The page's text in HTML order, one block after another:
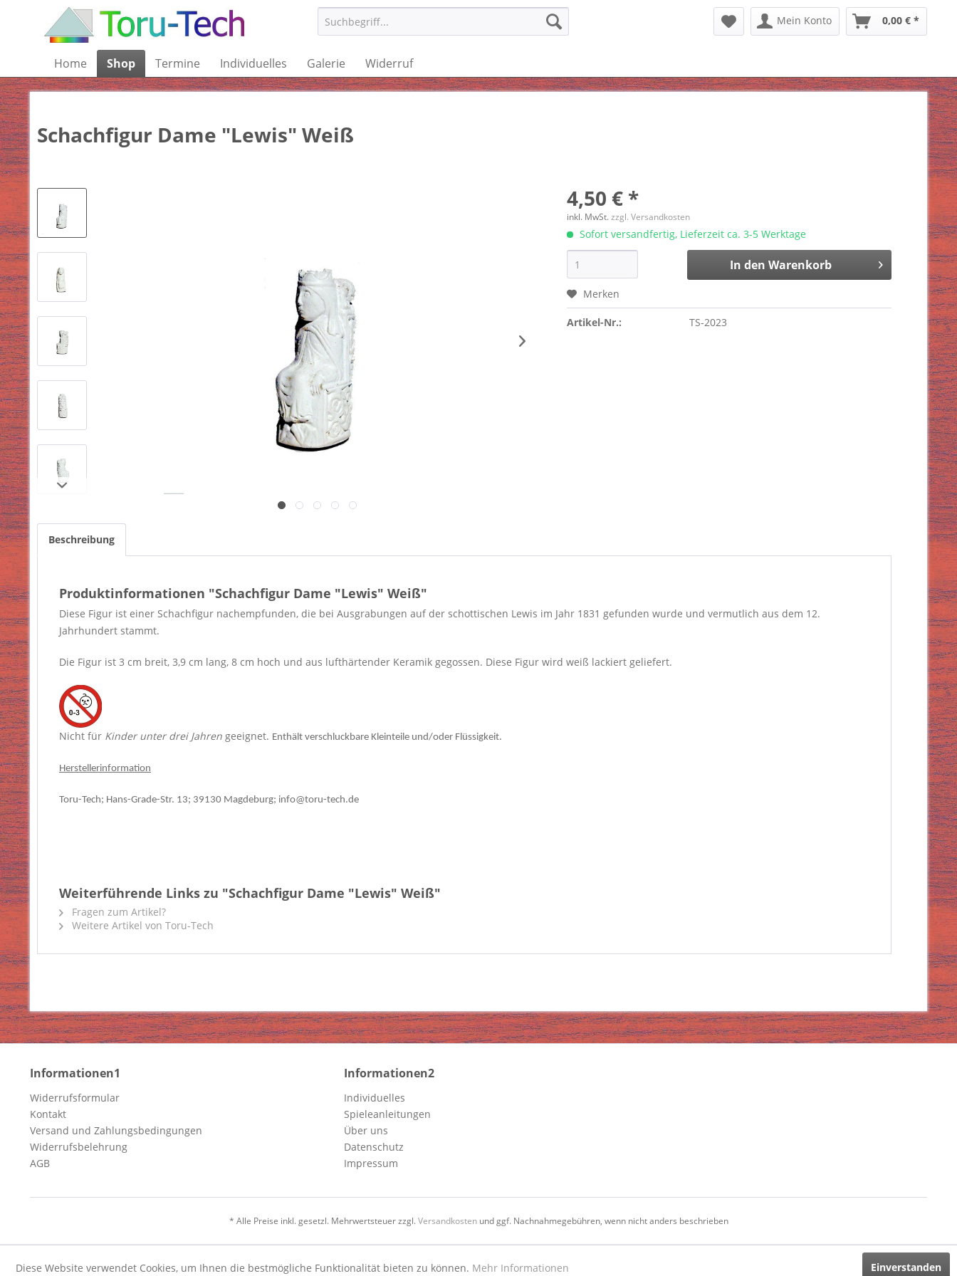
Mein Konto 0,00 € *
Home Shop Termine Individuelles Galerie Widerruf
Schachfigur Dame "Lewis" Weiß
4,50 € *
inkl. MwSt.zzgl. Versandkosten
Sofort versandfertig, Lieferzeit ca. 3-5 Werktage
In den Warenkorb
Merken
Artikel-Nr.: TS-2023
Beschreibung
Produktinformationen "Schachfigur Dame "Lewis" Weiß"
Diese Figur ist einer Schachfigur nachempfunden, die bei Ausgrabungen auf der schottischen Lewis im Jahr 1831 gefunden wurde und vermutlich aus dem 12.
Jahrhundert stammt.
Die Figur ist 3 cm breit, 3,9 cm lang, 8 cm hoch und aus lufthärtender Keramik gegossen. Diese Figur wird weiß lackiert geliefert.
Nicht für Kinder unter drei Jahren geeignet. Enthält verschluckbare Kleinteile und/oder Flüssigkeit.
Herstellerinformation
Toru-Tech; Hans-Grade-Str. 13; 39130 Magdeburg; info@toru-tech.de
Weiterführende Links zu "Schachfigur Dame "Lewis" Weiß"
Fragen zum Artikel?
Weitere Artikel von Toru-Tech
Informationen1
Widerrufsformular
Kontakt
Versand und Zahlungsbedingungen
Widerrufsbelehrung
AGB
Informationen2
Individuelles
Spieleanleitungen
Über uns
Datenschutz
Impressum
* Alle Preise inkl. gesetzl. Mehrwertsteuer zzgl.Versandkostenund ggf. Nachnahmegebühren, wenn nicht anders beschrieben
Diese Website verwendet Cookies, um Ihnen die bestmögliche Funktionalität bieten zu können. Mehr Informationen Einverstanden